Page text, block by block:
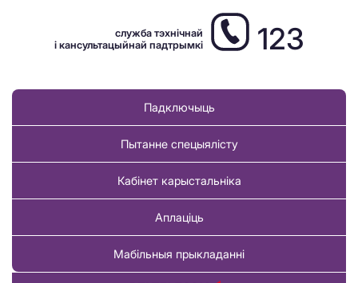
служба тэхнічнай
і кансультацыйнай падтрымкі
123
Падключыць
Пытанне спецыялісту
Кабінет карыстальніка
Аплаціць
Мабільныя прыкладанні